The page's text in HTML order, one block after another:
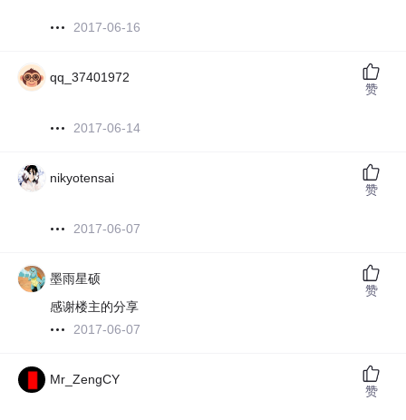
2017-06-16
qq_37401972
2017-06-14
赞
nikyotensai
2017-06-07
赞
墨雨星硕
感谢楼主的分享
2017-06-07
赞
Mr_ZengCY
赞